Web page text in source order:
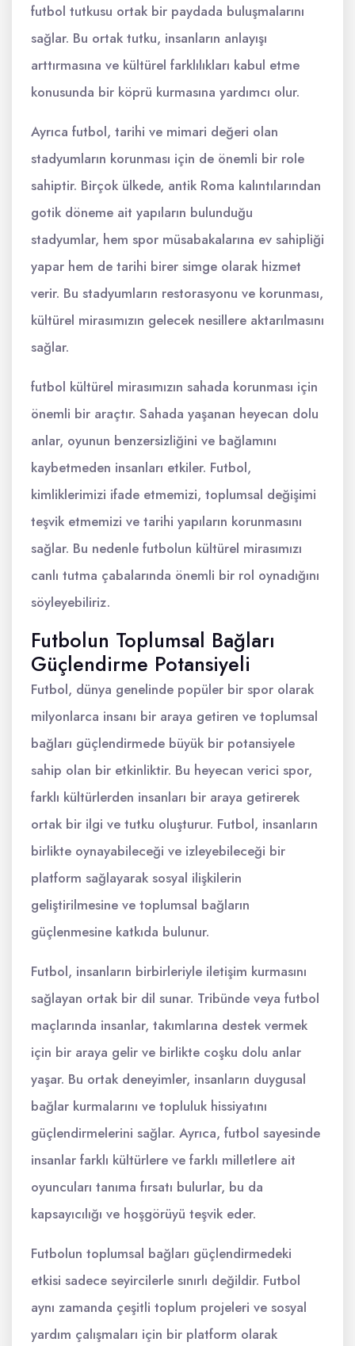
futbol tutkusu ortak bir paydada buluşmalarını
sağlar. Bu ortak tutku, insanların anlayışı
arttırmasına ve kültürel farklılıkları kabul etme
konusunda bir köprü kurmasına yardımcı olur.
Ayrıca futbol, tarihi ve mimari değeri olan
stadyumların korunması için de önemli bir role
sahiptir. Birçok ülkede, antik Roma kalıntılarından
gotik döneme ait yapıların bulunduğu
stadyumlar, hem spor müsabakalarına ev sahipliği
yapar hem de tarihi birer simge olarak hizmet
verir. Bu stadyumların restorasyonu ve korunması,
kültürel mirasımızın gelecek nesillere aktarılmasını
sağlar.
futbol kültürel mirasımızın sahada korunması için
önemli bir araçtır. Sahada yaşanan heyecan dolu
anlar, oyunun benzersizliğini ve bağlamını
kaybetmeden insanları etkiler. Futbol,
kimliklerimizi ifade etmemizi, toplumsal değişimi
teşvik etmemizi ve tarihi yapıların korunmasını
sağlar. Bu nedenle futbolun kültürel mirasımızı
canlı tutma çabalarında önemli bir rol oynadığını
söyleyebiliriz.
Futbolun Toplumsal Bağları
Güçlendirme Potansiyeli
Futbol, dünya genelinde popüler bir spor olarak
milyonlarca insanı bir araya getiren ve toplumsal
bağları güçlendirmede büyük bir potansiyele
sahip olan bir etkinliktir. Bu heyecan verici spor,
farklı kültürlerden insanları bir araya getirerek
ortak bir ilgi ve tutku oluşturur. Futbol, insanların
birlikte oynayabileceği ve izleyebileceği bir
platform sağlayarak sosyal ilişkilerin
geliştirilmesine ve toplumsal bağların
güçlenmesine katkıda bulunur.
Futbol, insanların birbirleriyle iletişim kurmasını
sağlayan ortak bir dil sunar. Tribünde veya futbol
maçlarında insanlar, takımlarına destek vermek
için bir araya gelir ve birlikte coşku dolu anlar
yaşar. Bu ortak deneyimler, insanların duygusal
bağlar kurmalarını ve topluluk hissiyatını
güçlendirmelerini sağlar. Ayrıca, futbol sayesinde
insanlar farklı kültürlere ve farklı milletlere ait
oyuncuları tanıma fırsatı bulurlar, bu da
kapsayıcılığı ve hoşgörüyü teşvik eder.
Futbolun toplumsal bağları güçlendirmedeki
etkisi sadece seyircilerle sınırlı değildir. Futbol
aynı zamanda çeşitli toplum projeleri ve sosyal
yardım çalışmaları için bir platform olarak